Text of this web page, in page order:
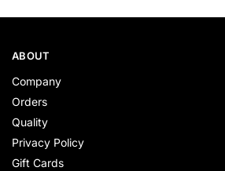
ABOUT
Company
Orders
Quality
Privacy Policy
Gift Cards